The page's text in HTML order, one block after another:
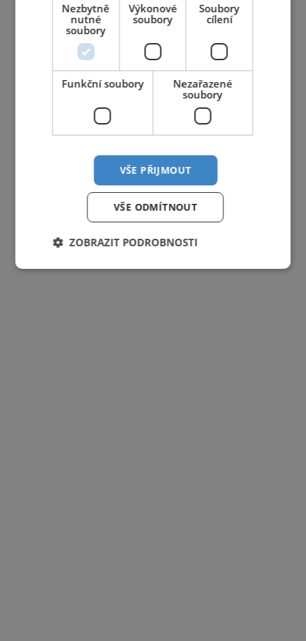
Nezbytně
nutné
soubory
Výkonové
soubory
Soubory
cílení
Funkční soubory
Nezařazené
soubory
VŠE PŘIJMOUT
VŠE ODMÍTNOUT
ZOBRAZIT PODROBNOSTI